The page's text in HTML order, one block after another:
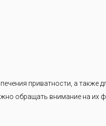
приватности, а также
обращать внимание на их